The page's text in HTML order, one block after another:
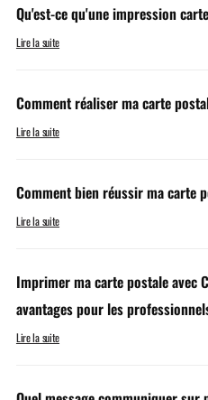
Qu'est-ce qu'une impression
Lire la suite
Comment réaliser ma carte
Lire la suite
Comment bien réussir ma carte
Lire la suite
Imprimer ma carte postale avec
avantages pour les
Lire la suite